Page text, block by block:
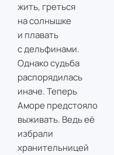
жить, греться
на солнышке
и плавать
с дельфинами.
Однако судьба
распорядилась
иначе. Теперь
Аморе предстояло
выживать. Ведь её
избрали
хранительницей